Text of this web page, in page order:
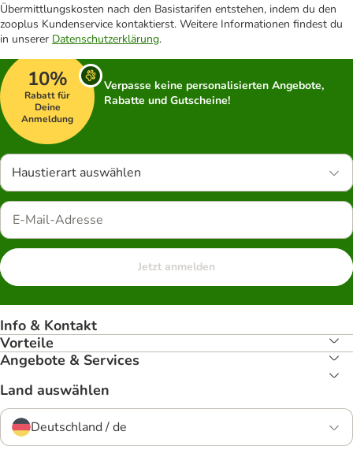
Übermittlungskosten nach den Basistarifen entstehen, indem du den
zooplus Kundenservice kontaktierst. Weitere Informationen findest du
in unserer Datenschutzerklärung.
10%
Rabatt für
Deine
Anmeldung
Verpasse keine personalisierten Angebote,
Rabatte und Gutscheine!
Haustierart auswählen
Jetzt anmelden
Info & Kontakt
Vorteile
Angebote & Services
Land auswählen
Deutschland / de